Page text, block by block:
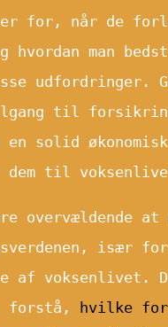
for, når de
hvordan man
udfordringer.
til
en solid
dem til
overvældende
især
af voksenlivet.
forstå, hvilke